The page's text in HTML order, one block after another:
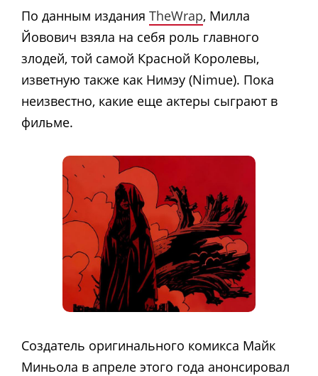
По данным издания TheWrap, Милла
Йовович взяла на себя роль главного
злодей, той самой Красной Королевы,
изветную также как Нимэу (Nimue). Пока
неизвестно, какие еще актеры сыграют в
фильме.
Создатель оригинального комикса Майк
Миньола в апреле этого года анонсировал